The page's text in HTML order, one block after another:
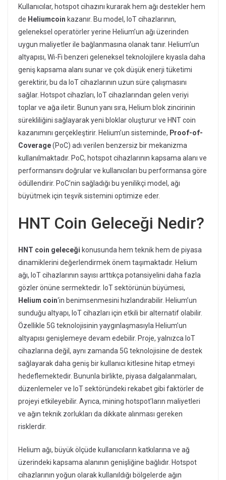
Kullanıcılar, hotspot cihazını kurarak hem ağı destekler hem
de Heliumcoin kazanır. Bu model, IoT cihazlarının,
geleneksel operatörler yerine Helium’un ağı üzerinden
uygun maliyetler ile bağlanmasına olanak tanır. Helium’un
altyapısı, Wi-Fi benzeri geleneksel teknolojilere kıyasla daha
geniş kapsama alanı sunar ve çok düşük enerji tüketimi
gerektirir, bu da IoT cihazlarının uzun süre çalışmasını
sağlar. Hotspot cihazları, IoT cihazlarından gelen veriyi
toplar ve ağa iletir. Bunun yanı sıra, Helium blok zincirinin
sürekliliğini sağlayarak yeni bloklar oluşturur ve HNT coin
kazanımını gerçekleştirir. Helium’un sisteminde, Proof-of-
Coverage(PoC) adı verilen benzersiz bir mekanizma
kullanılmaktadır. PoC, hotspot cihazlarının kapsama alanı ve
performansını doğrular ve kullanıcıları bu performansa göre
ödüllendirir. PoC’nin sağladığı bu yenilikçi model, ağı
büyütmek için teşvik sistemini optimize eder.
HNT Coin Geleceği Nedir?
HNT coin geleceği konusunda hem teknik hem de piyasa
dinamiklerini değerlendirmek önem taşımaktadır. Helium
ağı, IoT cihazlarının sayısı arttıkça potansiyelini daha fazla
gözler önüne sermektedir. IoT sektörünün büyümesi,
Helium coin‘in benimsenmesini hızlandırabilir. Helium’un
sunduğu altyapı, IoT cihazları için etkili bir alternatif olabilir.
Özellikle 5G teknolojisinin yaygınlaşmasıyla Helium’un
altyapısı genişlemeye devam edebilir. Proje, yalnızca IoT
cihazlarına değil, aynı zamanda 5G teknolojisine de destek
sağlayarak daha geniş bir kullanıcı kitlesine hitap etmeyi
hedeflemektedir. Bununla birlikte, piyasa dalgalanmaları,
düzenlemeler ve IoT sektöründeki rekabet gibi faktörler de
projeyi etkileyebilir. Ayrıca, mining hotspot’ların maliyetleri
ve ağın teknik zorlukları da dikkate alınması gereken
risklerdir.
Helium ağı, büyük ölçüde kullanıcıların katkılarına ve ağ
üzerindeki kapsama alanının genişliğine bağlıdır. Hotspot
cihazlarının yoğun olarak kullanıldığı bölgelerde ağın